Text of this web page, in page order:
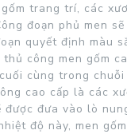
trang trí, các
đoạn phủ men
quyết định màu
thủ công men gốm
cùng trong chuỗi
cao cấp là các
được đưa vào lò
độ này, men